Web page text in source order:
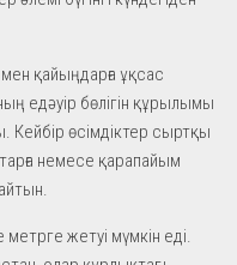
қайыңдарға ұқсас
едәуір бөлігін құрылымы
Кейбір өсімдіктер сыртқы
немесе қарапайым
метрге жетуі мүмкін еді.